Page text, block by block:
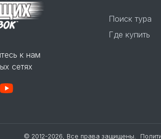
Поиск тура
Где купить
к нам
сетях
© 2012-2026, Все права защищены.